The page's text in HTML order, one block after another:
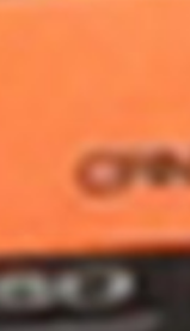
HEADQUARTERS /
Ankara Sanayi Odası